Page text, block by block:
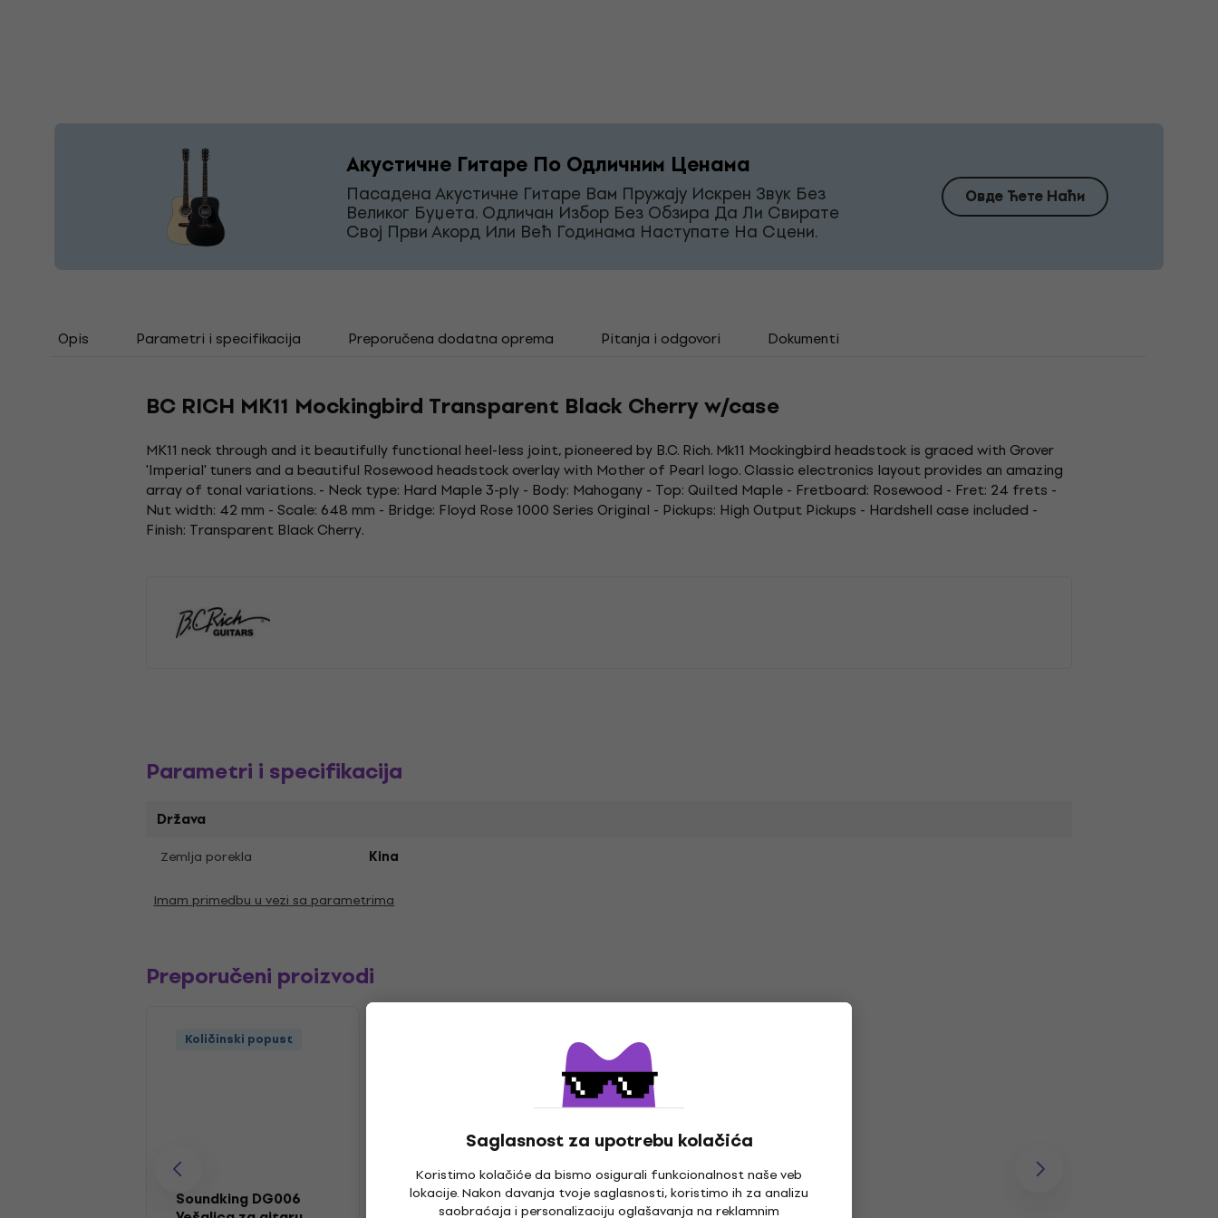
Saglasnost za upotrebu kolačića
Koristimo kolačiće da bismo osigurali funkcionalnost naše veb
lokacije. Nakon davanja tvoje saglasnosti, koristimo ih za analizu
saobraćaja i personalizaciju oglašavanja na reklamnim
Акустичне Гитаре По Одличним Ценама
Пасадена Акустичне Гитаре Вам Пружају Искрен Звук Без
Великог Буџета. Одличан Избор Без Обзира Да Ли Свирате
Свој Први Акорд Или Већ Годинама Наступате На Сцени.
Овде Ћете Наћи
Opis Parametri i specifikacija Preporučena dodatna oprema Pitanja i odgovori Dokumenti
BC RICH MK11 Mockingbird Transparent Black Cherry w/case
MK11 neck through and it beautifully functional heel-less joint, pioneered by B.C. Rich. Mk11 Mockingbird headstock is graced with Grover
'Imperial' tuners and a beautiful Rosewood headstock overlay with Mother of Pearl logo. Classic electronics layout provides an amazing
array of tonal variations. - Neck type: Hard Maple 3-ply - Body: Mahogany - Top: Quilted Maple - Fretboard: Rosewood - Fret: 24 frets -
Nut width: 42 mm - Scale: 648 mm - Bridge: Floyd Rose 1000 Series Original - Pickups: High Output Pickups - Hardshell case included -
Finish: Transparent Black Cherry.
Parametri i specifikacija
Država
Zemlja porekla Kina
Imam primedbu u vezi sa parametrima
Preporučeni proizvodi
Količinski popust
Soundking DG006
PSD Guitars
PSD100NS Black
Motač za žice
Motač za žice
Arobas Music Guitar